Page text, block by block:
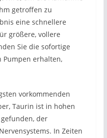
getroffen zu
eine schnellere
größere, vollere
Sie die sofortige
Pumpen erhalten,
vorkommenden
Taurin ist in hohen
der
In Zeiten